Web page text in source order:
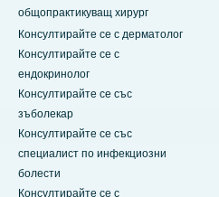
общопрактикуващ хирург
Консултирайте се с дерматолог
Консултирайте се с
ендокринолог
Консултирайте се със
зъболекар
Консултирайте се със
специалист по инфекциозни
болести
Консултирайте се с